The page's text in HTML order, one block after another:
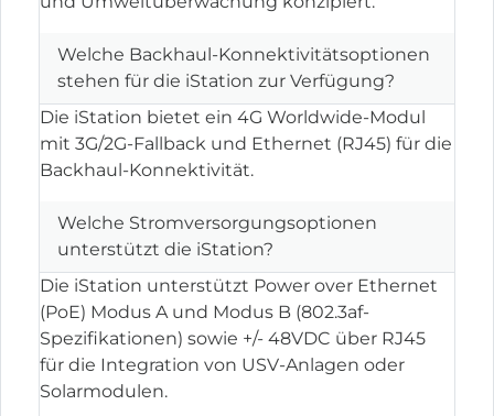
Welche Backhaul-Konnektivitätsoptionen
stehen für die iStation zur Verfügung?
Die iStation bietet ein 4G Worldwide-Modul
mit 3G/2G-Fallback und Ethernet (RJ45) für die
Backhaul-Konnektivität.
Welche Stromversorgungsoptionen
unterstützt die iStation?
Die iStation unterstützt Power over Ethernet
(PoE) Modus A und Modus B (802.3af-
Spezifikationen) sowie +/- 48VDC über RJ45
für die Integration von USV-Anlagen oder
Solarmodulen.